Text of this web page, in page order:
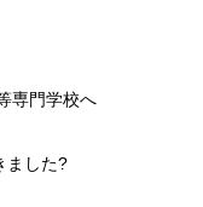
専門学校へ
ました?